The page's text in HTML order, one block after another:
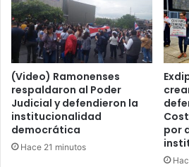
(Video) Ramonenses
respaldaron al Poder
Judicial y defendieron la
institucionalidad
democrática
Hace 21 minutos
por